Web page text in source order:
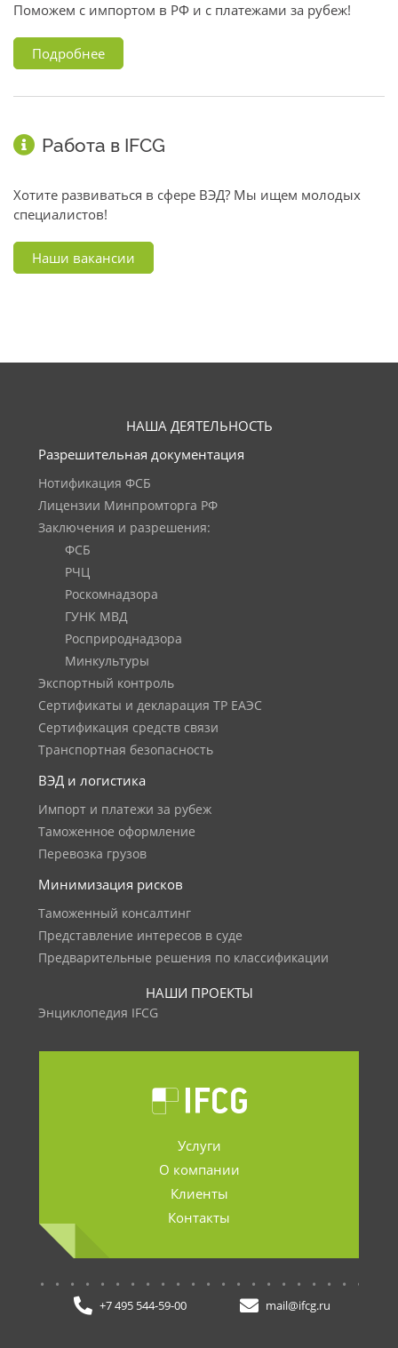
Поможем с импортом в РФ и с платежами за рубеж!
Подробнее
Работа в IFCG
Хотите развиваться в сфере ВЭД? Мы ищем молодых
специалистов!
Наши вакансии
НАША ДЕЯТЕЛЬНОСТЬ
Разрешительная документация
Нотификация ФСБ
Лицензии Минпромторга РФ
Заключения и разрешения:
ФСБ
РЧЦ
Роскомнадзора
ГУНК МВД
Росприроднадзора
Минкультуры
Экспортный контроль
Сертификаты и декларация ТР ЕАЭС
Сертификация средств связи
Транспортная безопасность
ВЭД и логистика
Импорт и платежи за рубеж
Таможенное оформление
Перевозка грузов
Минимизация рисков
Таможенный консалтинг
Представление интересов в суде
Предварительные решения по классификации
НАШИ ПРОЕКТЫ
Энциклопедия IFCG
Услуги
О компании
Клиенты
Контакты
+7 495 544-59-00 mail@ifcg.ru